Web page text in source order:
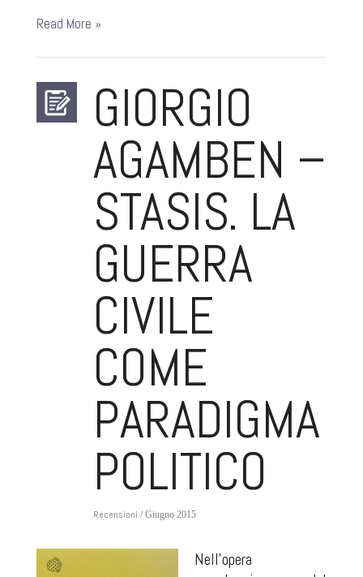
Read More »
GIORGIO
AGAMBEN –
STASIS. LA
GUERRA
CIVILE
COME
PARADIGMA
POLITICO
Recensioni / Giugno 2015
Nell’opera